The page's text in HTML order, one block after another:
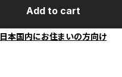
Add to cart
日本国内にお住まいの方向け